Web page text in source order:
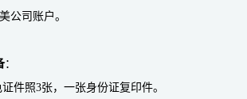
公司账户。
：
件照3张，一张身份证复印件。